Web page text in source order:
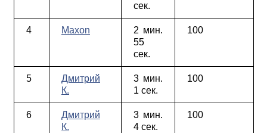
сек.
4 Maxon
2 мин.
55
сек.
100
5
Дмитрий
К.
3 мин.
1 сек.
100
6
Дмитрий
К.
3 мин.
4 сек.
100